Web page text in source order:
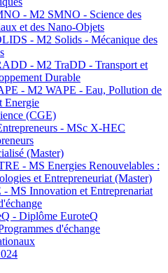
- M2 SMNO - Science des
et des Nano-Objets
- M2 Solids - Mécanique des
- M2 TraDD - Transport et
Durable
- M2 WAPE - Eau, Pollution de
Energie
(CGE)
- MSc X-HEC
(Master)
- MS Energies Renouvelables :
et Entrepreneuriat (Master)
- MS Innovation et Entreprenariat
- Diplôme EuroteQ
d'échange